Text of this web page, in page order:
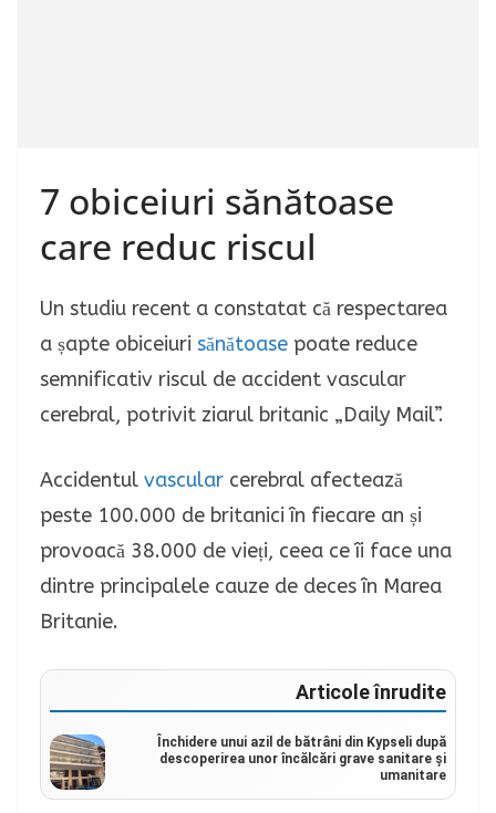
7 obiceiuri sănătoase
care reduc riscul
Un studiu recent a constatat că respectarea
a șapte obiceiuri sănătoase poate reduce
semnificativ riscul de accident vascular
cerebral, potrivit ziarul britanic „Daily Mail”.
Accidentul vascular cerebral afectează
peste 100.000 de britanici în fiecare an și
provoacă 38.000 de vieți, ceea ce îi face una
dintre principalele cauze de deces în Marea
Britanie.
Articole înrudite
Închidere unui azil de bătrâni din Kypseli după
descoperirea unor încălcări grave sanitare și
umanitare